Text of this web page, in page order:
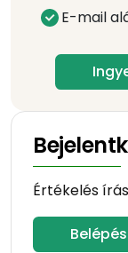
E-mail
Értékelés
Belépés